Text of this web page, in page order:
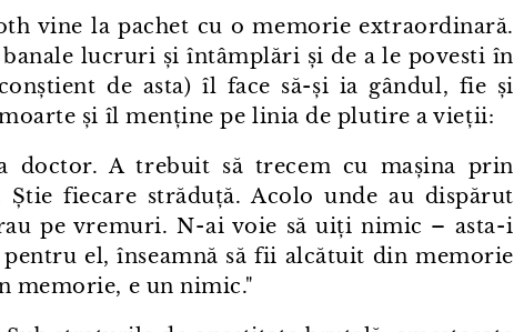
vine la pachet cu o memorie extraordinară.
lucruri și întâmplări și de a le povesti în
de asta) îl face să-și ia gândul, fie și
și îl menține pe linia de plutire a vieții:
doctor. A trebuit să trecem cu mașina prin
fiecare străduță. Acolo unde au dispărut
pe vremuri. N⁠-⁠ai voie să uiți nimic – asta⁠-⁠i
el, înseamnă să fii alcătuit din memorie
memorie, e un nimic."